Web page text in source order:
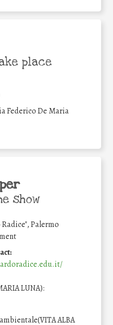
place
Federico De Maria
show
Palermo
LUNA):
ALBA